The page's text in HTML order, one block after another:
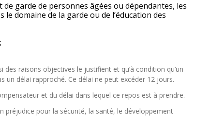
garde de personnes âgées ou dépendantes, les
domaine de la garde ou de l’éducation des
raisons objectives le justifient et qu’à condition qu’un
délai rapproché. Ce délai ne peut excéder 12 jours.
et du délai dans lequel ce repos est à prendre.
préjudice pour la sécurité, la santé, le développement